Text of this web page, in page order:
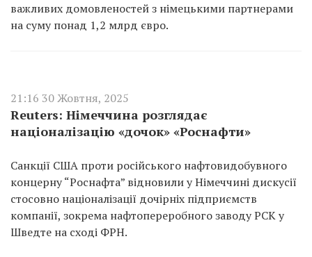
важливих домовленостей з німецькими партнерами
на суму понад 1,2 млрд євро.
21:16 30 Жовтня, 2025
Reuters: Німеччина розглядає
націоналізацію «дочок» «Роснафти»
Санкції США проти російського нафтовидобувного
концерну “Роснафта” відновили у Німеччині дискусії
стосовно націоналізації дочірніх підприємств
компанії, зокрема нафто­переробного заводу PCK у
Шведте на сході ФРН.